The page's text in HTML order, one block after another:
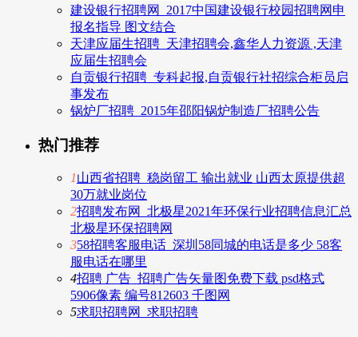
建设银行招聘网_2017中国建设银行校园招聘网申
报名指导 图文结合
天津应届生招聘_天津招聘会,鑫华人力资源 ,天津
应届生招聘会
自贡银行招聘_专科起报,自贡银行社招综合柜员启
事发布
锅炉厂招聘_2015年邵阳锅炉制造厂招聘公告
热门推荐
1山西省招聘_稳岗留工 输出就业 山西太原提供超
30万就业岗位
2招聘发布网_北极星2021年环保行业招聘信息汇总
北极星环保招聘网
358招聘客服电话_深圳58同城的电话是多少 58客
服电话在哪里
4招聘 广告_招聘广告矢量图免费下载 psd格式
5906像素 编号812603 千图网
5求职招聘网_求职招聘